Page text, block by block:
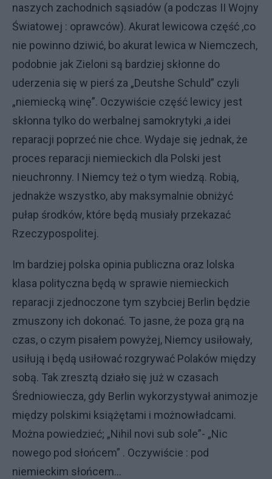
naszych zachodnich sąsiadów (a podczas II Wojny
Światowej : oprawców). Akurat lewicowa część ,co
nie powinno dziwić, bo akurat lewica w Niemczech,
podobnie jak Zieloni są bardziej skłonne do
uderzenia się w pierś za „Deutshe Schuld” czyli
„niemiecką winę”. Oczywiście część lewicy jest
skłonna tylko do werbalnej samokrytyki ,a idei
reparacji poprzeć nie chce. Wydaje się jednak, że
proces reparacji niemieckich dla Polski jest
nieuchronny. I Niemcy też o tym wiedzą. Robią,
jednakże wszystko, aby maksymalnie obniżyć
pułap środków, które będą musiały przekazać
Rzeczypospolitej.
Im bardziej polska opinia publiczna oraz lolska
klasa polityczna będą w sprawie niemieckich
reparacji zjednoczone tym szybciej Berlin będzie
zmuszony ich dokonać. To jasne, że poza grą na
czas, o czym pisałem powyżej, Niemcy usiłowały,
usiłują i będą usiłować rozgrywać Polaków między
sobą. Tak zresztą działo się już w czasach
Średniowiecza, gdy Berlin wykorzystywał animozje
między polskimi książętami i możnowładcami.
Można powiedzieć; „Nihil novi sub sole”- „Nic
nowego pod słońcem” . Oczywiście : pod
niemieckim słońcem…